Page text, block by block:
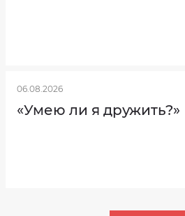
06.08.2026
«Умею ли я дружить?»